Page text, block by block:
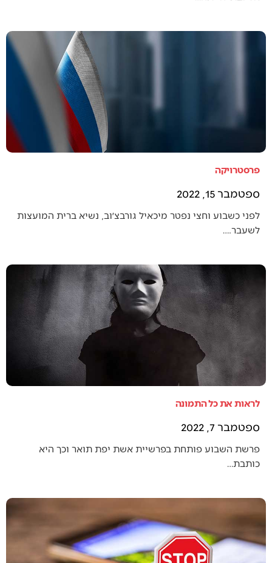
פרסטרויקה
ספטמבר 15, 2022
לפני כשבוע וחצי נפטר מיכאיל גורבצ׳וב, נשיא ברית המועצות
לשעבר.…
לראות את כל התמונה
ספטמבר 7, 2022
פרשת השבוע פותחת בפרשיית אשת יפת תואר וכך היא
כותבת…